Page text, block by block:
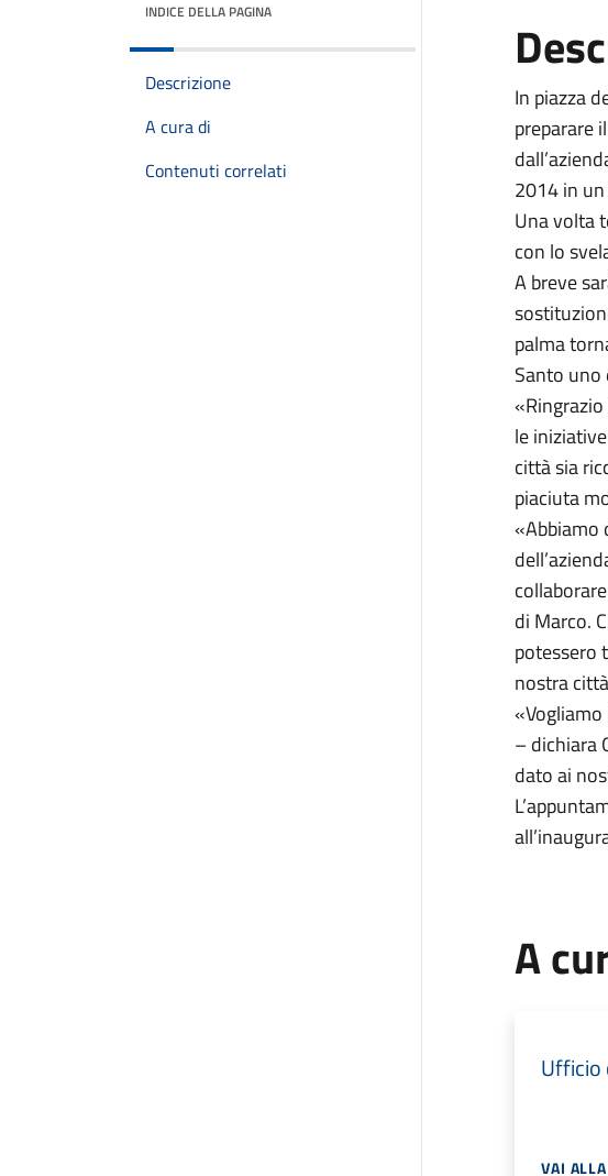
INDICE DELLA PAGINA
Descrizione
A cura di
Contenuti correlati
In piazza
preparare
2014 in
Una volta
con lo
A breve
palma
Santo uno
le
città sia
piaciuta
«Abbiamo
di Marco.
potessero
nostra
– dichiara
dato ai
A
Ufficio
VAI